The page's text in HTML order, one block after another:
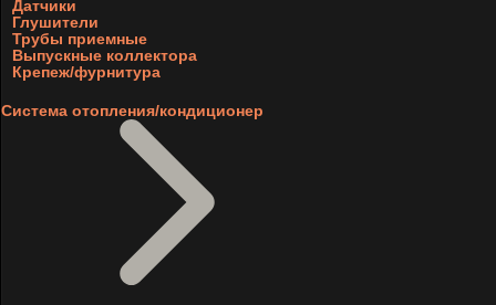
Датчики
Глушители
Трубы приемные
Выпускные коллектора
Крепеж/фурнитура
Система отопления/кондиционер